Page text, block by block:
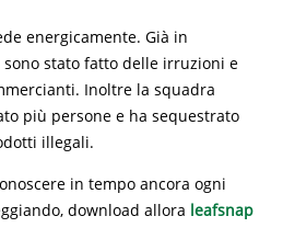
energicamente. Già in
stato fatto delle irruzioni e
Inoltre la squadra
più persone e ha sequestrato
illegali.
in tempo ancora ogni
download allora leafsnap